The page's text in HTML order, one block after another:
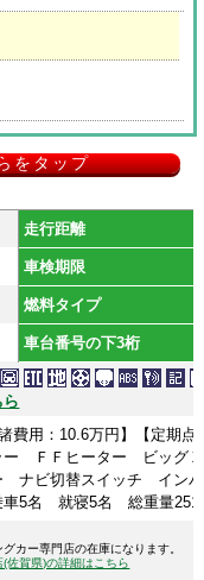
をタップ
走行距離
車検期限
燃料タイプ
車台番号の下3桁
費用：10.6万円】【定期
ー ＦＦヒーター ビッグ
ナビ切替スイッチ イ
5名 就寝5名 総重量
カー専門店の在庫になります。
佐賀県)の詳細はこちら